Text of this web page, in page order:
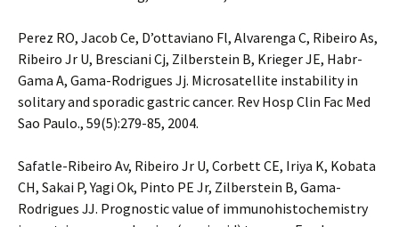
Perez RO, Jacob Ce, D’ottaviano Fl, Alvarenga C, Ribeiro As,
Ribeiro Jr U, Bresciani Cj, Zilberstein B, Krieger JE, Habr-
Gama A, Gama-Rodrigues Jj. Microsatellite instability in
solitary and sporadic gastric cancer. Rev Hosp Clin Fac Med
Sao Paulo., 59(5):279-85, 2004.
Safatle-Ribeiro Av, Ribeiro Jr U, Corbett CE, Iriya K, Kobata
CH, Sakai P, Yagi Ok, Pinto PE Jr, Zilberstein B, Gama-
Rodrigues JJ. Prognostic value of immunohistochemistry